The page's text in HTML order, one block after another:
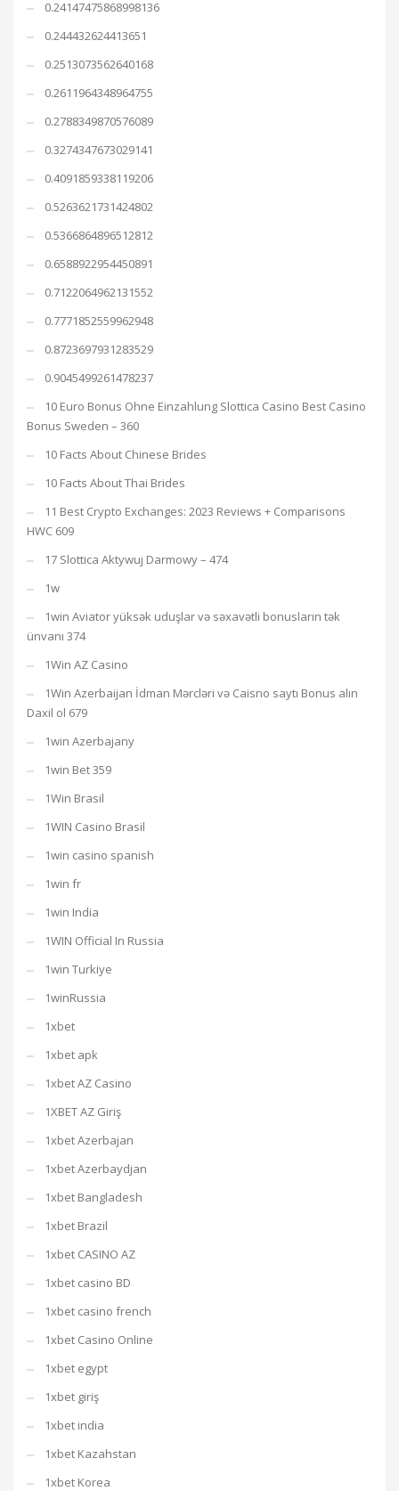
0.24147475868998136
0.244432624413651
0.2513073562640168
0.2611964348964755
0.2788349870576089
0.3274347673029141
0.4091859338119206
0.5263621731424802
0.5366864896512812
0.6588922954450891
0.7122064962131552
0.7771852559962948
0.8723697931283529
0.9045499261478237
10 Euro Bonus Ohne Einzahlung Slottica Casino Best Casino
Bonus Sweden – 360
10 Facts About Chinese Brides
10 Facts About Thai Brides
11 Best Crypto Exchanges: 2023 Reviews + Comparisons
HWC 609
17 Slottica Aktywuj Darmowy – 474
1w
1win Aviator yüksək uduşlar və səxavətli bonusların tək
ünvanı 374
1Win AZ Casino
1Win Azerbaijan İdman Mərcləri və Caisno saytı Bonus alın
Daxil ol 679
1win Azerbajany
1win Bet 359
1Win Brasil
1WIN Casino Brasil
1win casino spanish
1win fr
1win India
1WIN Official In Russia
1win Turkiye
1winRussia
1xbet
1xbet apk
1xbet AZ Casino
1XBET AZ Giriş
1xbet Azerbajan
1xbet Azerbaydjan
1xbet Bangladesh
1xbet Brazil
1xbet CASINO AZ
1xbet casino BD
1xbet casino french
1xbet Casino Online
1xbet egypt
1xbet giriş
1xbet india
1xbet Kazahstan
1xbet Korea